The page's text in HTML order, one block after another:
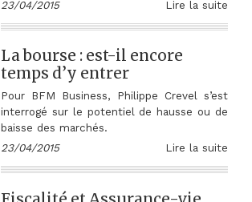
23/04/2015 Lire la suite
La bourse : est-il encore
temps d’y entrer
Pour BFM Business, Philippe Crevel s’est
interrogé sur le potentiel de hausse ou de
baisse des marchés.
23/04/2015
Lire la suite